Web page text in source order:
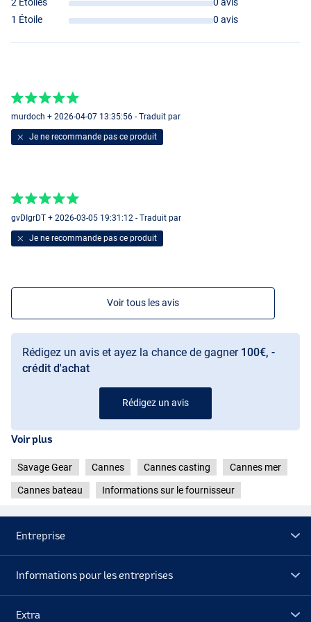
2 Étoiles
0 avis
1 Étoile
0 avis
murdoch + 2026-04-07 13:35:56 - Traduit par
Je ne recommande pas ce produit
gvDIgrDT + 2026-03-05 19:31:12 - Traduit par
Je ne recommande pas ce produit
Voir tous les avis
Rédigez un avis et ayez la chance de gagner 100€, -
crédit d'achat
Rédigez un avis
Voir plus
Savage Gear Cannes Cannes casting Cannes mer
Cannes bateau Informations sur le fournisseur
Entreprise
Informations pour les entreprises
Extra